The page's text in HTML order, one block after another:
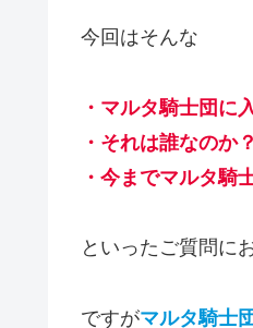
今回はそんな
・マルタ騎士団に
・それは誰なのか？
・今までマルタ騎
といったご質問に
ですがマルタ騎士